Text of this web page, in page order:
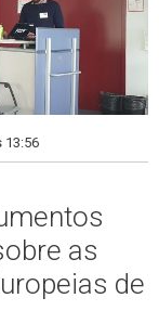
13:56
as
de